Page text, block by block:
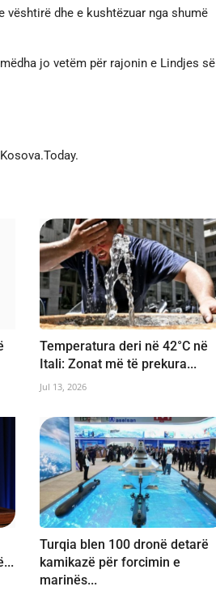
dhe e kushtëzuar nga shumë
jo vetëm për rajonin e Lindjes së
Temperatura deri në 42°C në
Itali: Zonat më të prekura...
Jul 13, 2026
Turqia blen 100 dronë detarë
kamikazë për forcimin e
marinës...